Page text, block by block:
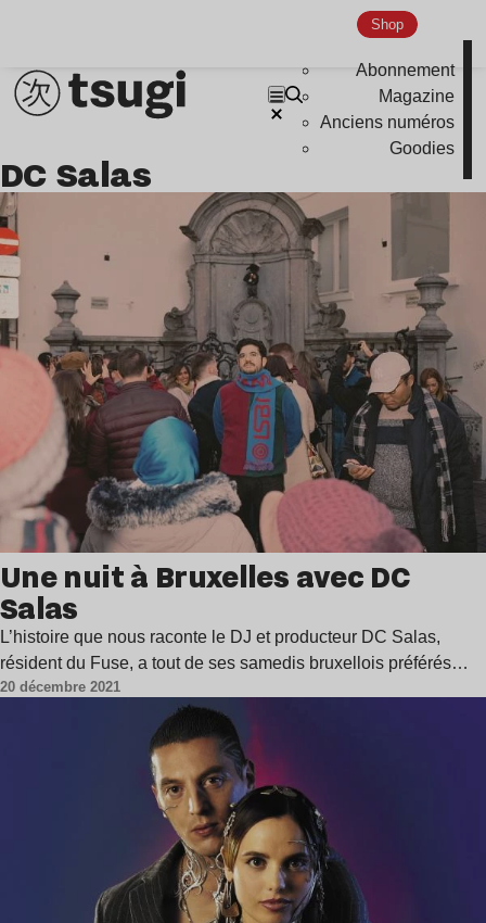
Shop
Abonnement
Magazine
Anciens numéros
Goodies
DC Salas
Une nuit à Bruxelles avec DC
Salas
L’histoire que nous raconte le DJ et producteur DC Salas,
résident du Fuse, a tout de ses samedis bruxellois préférés…
20 décembre 2021